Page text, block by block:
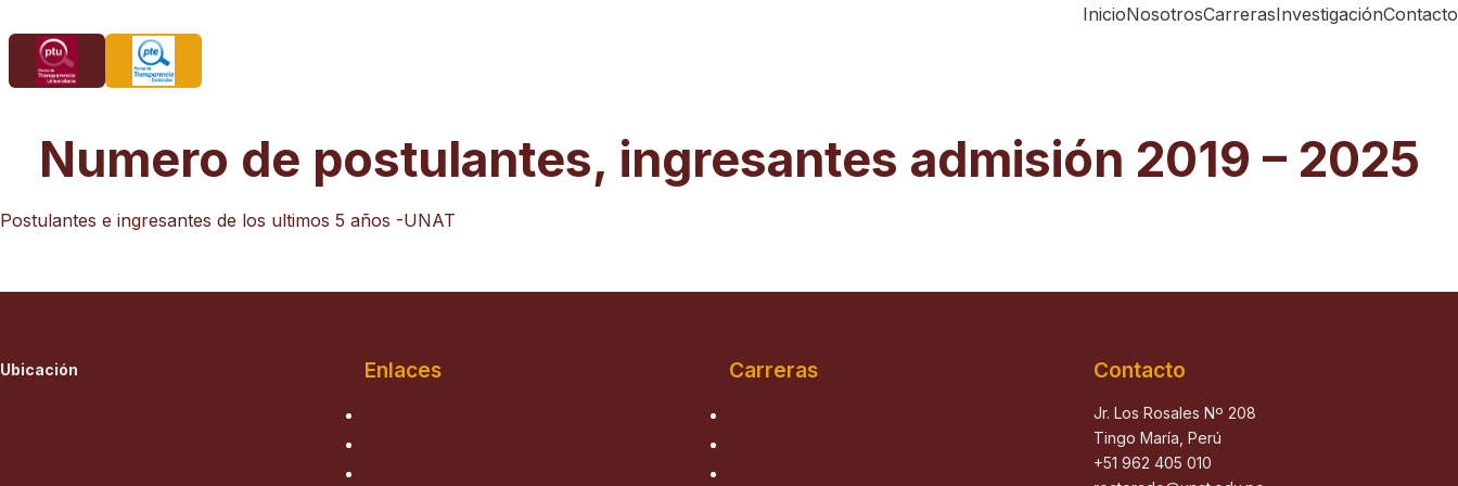
al
contenido
InicioNosotrosCarrerasInvestigaciónContacto
Numero de postulantes, ingresantes admisión 2019 – 2025
Postulantes e ingresantes de los ultimos 5 años -UNAT
Ubicación Enlaces Carreras Contacto
Jr. Los Rosales Nº 208
Tingo María, Perú
+51 962 405 010